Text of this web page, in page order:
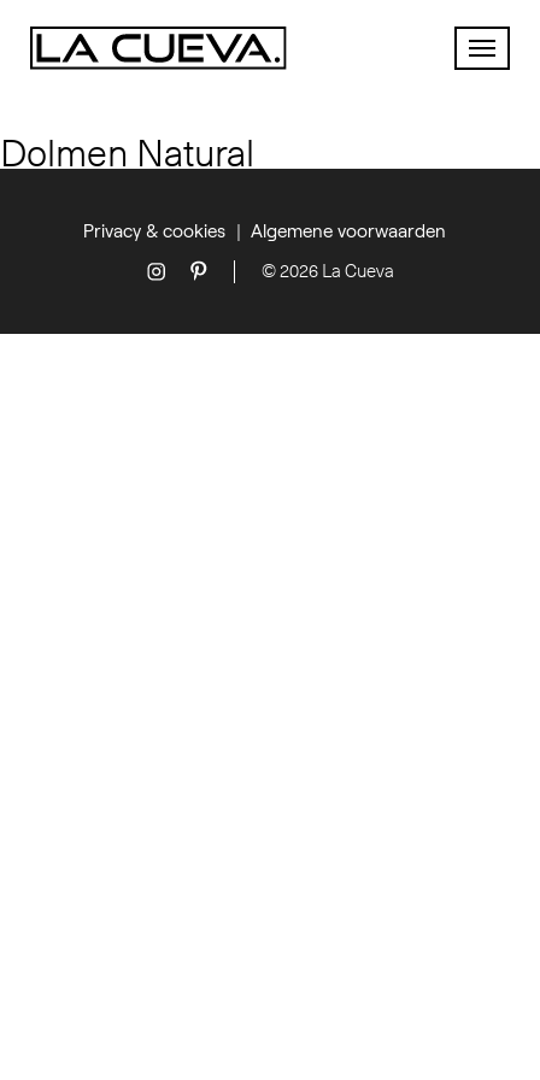
Dolmen Natural
Privacy & cookies Algemene voorwaarden
© 2026 La Cueva